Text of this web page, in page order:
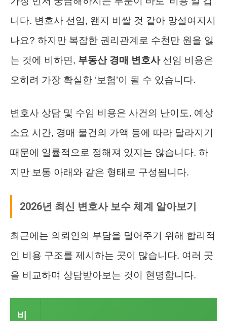
니다. 변호사 선임, 왠지 비쌀 것 같아 망설여지시
나요? 하지만 복잡한 권리관계로 수천만 원을 잃
는 것에 비하면, 부동산 경매 변호사선임 비용은
오히려 가장 확실한 ‘보험’이 될 수 있습니다.
변호사 상담 및 수임 비용은 사건의 난이도, 예상
소요 시간, 경매 물건의 가액 등에 따라 달라지기
때문에 일률적으로 정해져 있지는 않습니다. 하
지만 보통 아래와 같은 형태로 구성됩니다.
2026년 최신 변호사 보수 체계 알아보기
최근에는 의뢰인의 부담을 덜어주기 위해 합리적
인 비용 구조를 제시하는 곳이 많습니다. 여러 곳
을 비교하며 상담받아보는 것이 현명합니다.
비